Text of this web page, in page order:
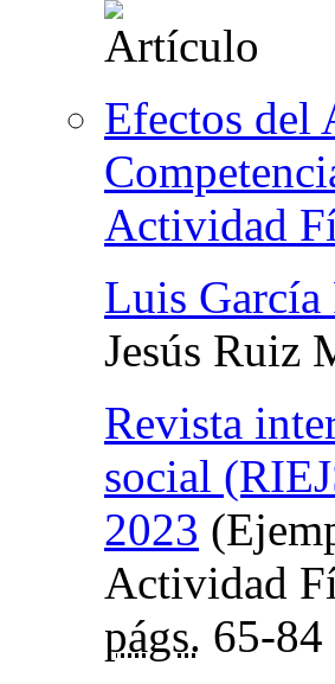
Efectos del
Actividad
Luis García
Jesús Ruiz
Revista
social
2023
Actividad
págs. 65-84